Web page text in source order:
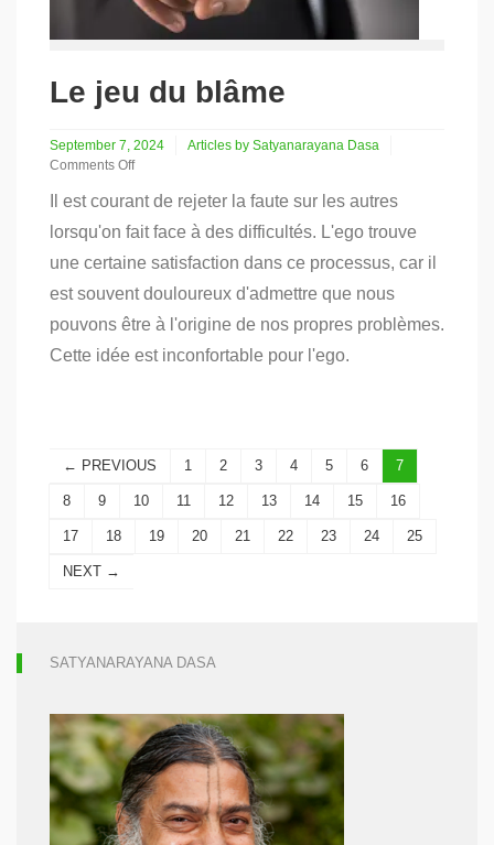
Le jeu du blâme
September 7, 2024
Articles by Satyanarayana Dasa
Comments Off
Le
jeu
du
blâme
Il est courant de rejeter la faute sur les autres
lorsqu'on fait face à des difficultés. L'ego trouve
une certaine satisfaction dans ce processus, car il
est souvent douloureux d'admettre que nous
pouvons être à l'origine de nos propres problèmes.
Cette idée est inconfortable pour l'ego.
← PREVIOUS 1 2 3 4 5 6 7
8 9 10 11 12 13 14 15 16
17 18 19 20 21 22 23 24 25
NEXT →
SATYANARAYANA DASA